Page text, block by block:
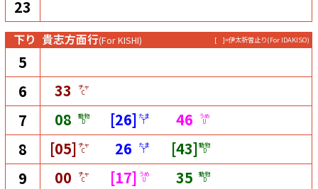
23
下り 貴志方面行(For KISHI) [ ]=伊太祈曽止り(For IDAKISO)
5
6
33 チャ
C
7 08 動物
D [26] たま
T 46 うめ
U
8 [05] チャ
C 26 たま
T [43] 動物
D
9 00 チャ
C [17] うめ
U 35 動物
D